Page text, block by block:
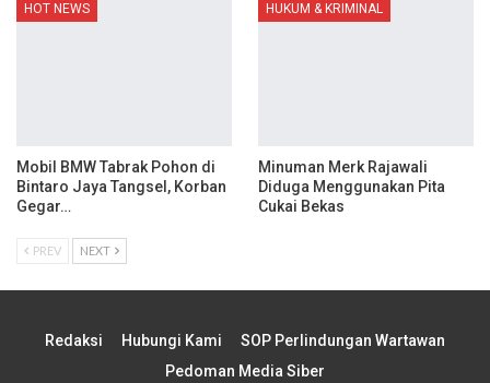
HOT NEWS
Mobil BMW Tabrak Pohon di
Bintaro Jaya Tangsel, Korban
Gegar…
HUKUM & KRIMINAL
Minuman Merk Rajawali
Diduga Menggunakan Pita
Cukai Bekas
PREV NEXT
Redaksi Hubungi Kami
SOP Perlindungan Wartawan
Pedoman Media Siber